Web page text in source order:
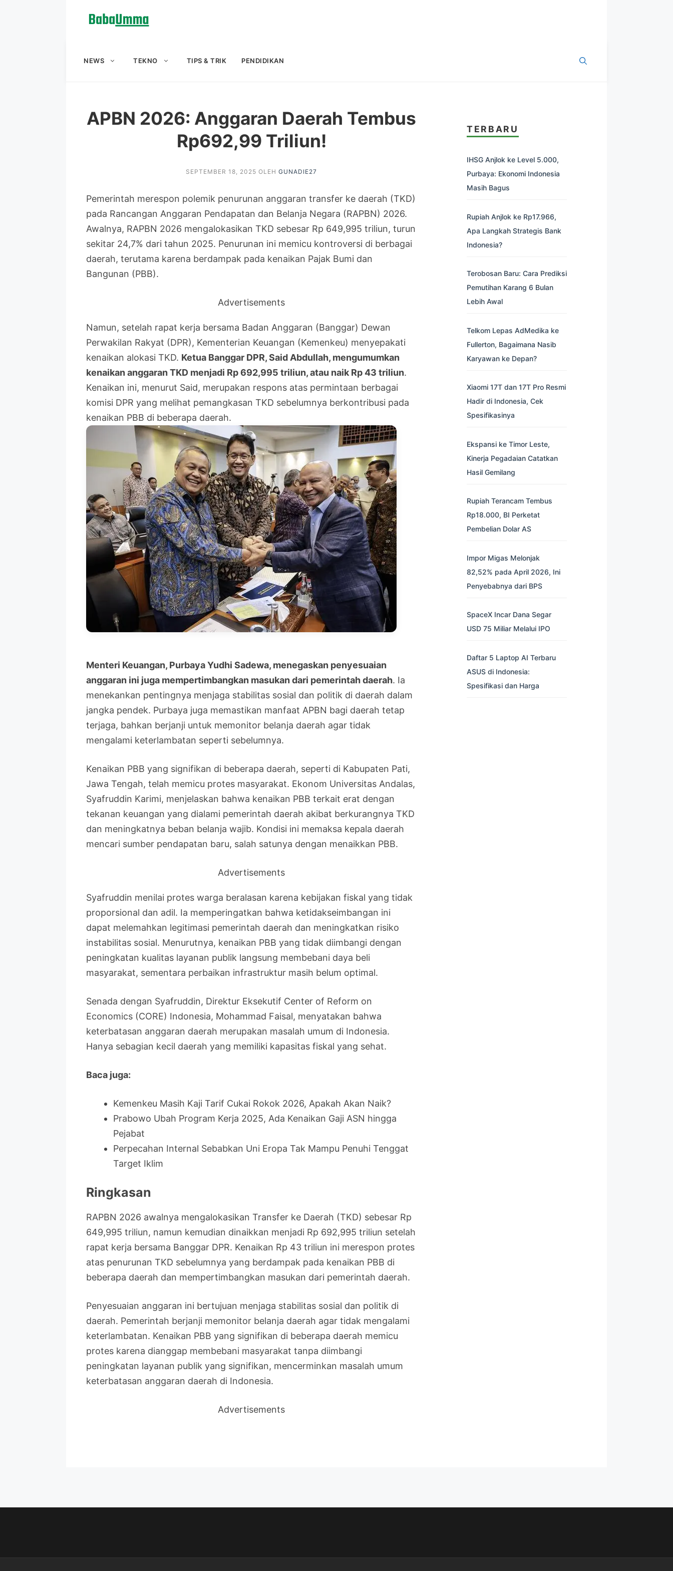
NEWS TEKNO TIPS & TRIK PENDIDIKAN
APBN 2026: Anggaran Daerah Tembus
Rp692,99 Triliun!
SEPTEMBER 18, 2025 OLEH GUNADIE27
Pemerintah merespon polemik penurunan anggaran transfer ke daerah (TKD)
pada Rancangan Anggaran Pendapatan dan Belanja Negara (RAPBN) 2026.
Awalnya, RAPBN 2026 mengalokasikan TKD sebesar Rp 649,995 triliun, turun
sekitar 24,7% dari tahun 2025. Penurunan ini memicu kontroversi di berbagai
daerah, terutama karena berdampak pada kenaikan Pajak Bumi dan
Bangunan (PBB).
Advertisements
Namun, setelah rapat kerja bersama Badan Anggaran (Banggar) Dewan
Perwakilan Rakyat (DPR), Kementerian Keuangan (Kemenkeu) menyepakati
kenaikan alokasi TKD. Ketua Banggar DPR, Said Abdullah, mengumumkan
kenaikan anggaran TKD menjadi Rp 692,995 triliun, atau naik Rp 43 triliun.
Kenaikan ini, menurut Said, merupakan respons atas permintaan berbagai
komisi DPR yang melihat pemangkasan TKD sebelumnya berkontribusi pada
kenaikan PBB di beberapa daerah.
Menteri Keuangan, Purbaya Yudhi Sadewa, menegaskan penyesuaian
anggaran ini juga mempertimbangkan masukan dari pemerintah daerah. Ia
menekankan pentingnya menjaga stabilitas sosial dan politik di daerah dalam
jangka pendek. Purbaya juga memastikan manfaat APBN bagi daerah tetap
terjaga, bahkan berjanji untuk memonitor belanja daerah agar tidak
mengalami keterlambatan seperti sebelumnya.
Kenaikan PBB yang signifikan di beberapa daerah, seperti di Kabupaten Pati,
Jawa Tengah, telah memicu protes masyarakat. Ekonom Universitas Andalas,
Syafruddin Karimi, menjelaskan bahwa kenaikan PBB terkait erat dengan
tekanan keuangan yang dialami pemerintah daerah akibat berkurangnya TKD
dan meningkatnya beban belanja wajib. Kondisi ini memaksa kepala daerah
mencari sumber pendapatan baru, salah satunya dengan menaikkan PBB.
Advertisements
Syafruddin menilai protes warga beralasan karena kebijakan fiskal yang tidak
proporsional dan adil. Ia memperingatkan bahwa ketidakseimbangan ini
dapat melemahkan legitimasi pemerintah daerah dan meningkatkan risiko
instabilitas sosial. Menurutnya, kenaikan PBB yang tidak diimbangi dengan
peningkatan kualitas layanan publik langsung membebani daya beli
masyarakat, sementara perbaikan infrastruktur masih belum optimal.
Senada dengan Syafruddin, Direktur Eksekutif Center of Reform on
Economics (CORE) Indonesia, Mohammad Faisal, menyatakan bahwa
keterbatasan anggaran daerah merupakan masalah umum di Indonesia.
Hanya sebagian kecil daerah yang memiliki kapasitas fiskal yang sehat.
Baca juga:
Kemenkeu Masih Kaji Tarif Cukai Rokok 2026, Apakah Akan Naik?
Prabowo Ubah Program Kerja 2025, Ada Kenaikan Gaji ASN hingga
Pejabat
Perpecahan Internal Sebabkan Uni Eropa Tak Mampu Penuhi Tenggat
Target Iklim
Ringkasan
RAPBN 2026 awalnya mengalokasikan Transfer ke Daerah (TKD) sebesar Rp
649,995 triliun, namun kemudian dinaikkan menjadi Rp 692,995 triliun setelah
rapat kerja bersama Banggar DPR. Kenaikan Rp 43 triliun ini merespon protes
atas penurunan TKD sebelumnya yang berdampak pada kenaikan PBB di
beberapa daerah dan mempertimbangkan masukan dari pemerintah daerah.
Penyesuaian anggaran ini bertujuan menjaga stabilitas sosial dan politik di
daerah. Pemerintah berjanji memonitor belanja daerah agar tidak mengalami
keterlambatan. Kenaikan PBB yang signifikan di beberapa daerah memicu
protes karena dianggap membebani masyarakat tanpa diimbangi
peningkatan layanan publik yang signifikan, mencerminkan masalah umum
keterbatasan anggaran daerah di Indonesia.
Advertisements
TERBARU
IHSG Anjlok ke Level 5.000,
Purbaya: Ekonomi Indonesia
Masih Bagus
Rupiah Anjlok ke Rp17.966,
Apa Langkah Strategis Bank
Indonesia?
Terobosan Baru: Cara Prediksi
Pemutihan Karang 6 Bulan
Lebih Awal
Telkom Lepas AdMedika ke
Fullerton, Bagaimana Nasib
Karyawan ke Depan?
Xiaomi 17T dan 17T Pro Resmi
Hadir di Indonesia, Cek
Spesifikasinya
Ekspansi ke Timor Leste,
Kinerja Pegadaian Catatkan
Hasil Gemilang
Rupiah Terancam Tembus
Rp18.000, BI Perketat
Pembelian Dolar AS
Impor Migas Melonjak
82,52% pada April 2026, Ini
Penyebabnya dari BPS
SpaceX Incar Dana Segar
USD 75 Miliar Melalui IPO
Daftar 5 Laptop AI Terbaru
ASUS di Indonesia:
Spesifikasi dan Harga